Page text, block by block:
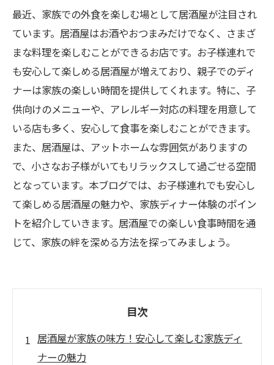
最近、家族での外食を楽しむ場として居酒屋が注目され
ています。居酒屋はお酒やおつまみだけでなく、さまざ
まな料理を楽しむことができるお店です。お子様連れで
も安心して楽しめる居酒屋が増えており、親子でのディ
ナーは家族の楽しい時間を提供してくれます。特に、子
供向けのメニューや、アレルギー対応の料理を用意して
いる店も多く、安心して食事を楽しむことができます。
また、居酒屋は、アットホームな雰囲気がありますの
で、小さなお子様がいてもリラックスして過ごせる空間
となっています。本ブログでは、お子様連れでも安心し
て楽しめる居酒屋の魅力や、家族ディナー体験のポイン
トを紹介していきます。居酒屋での楽しい食事時間を通
じて、家族の絆を深める方法を探ってみましょう。
目次
居酒屋が家族の味方！安心して楽しむ家族ディ
ナーの魅力